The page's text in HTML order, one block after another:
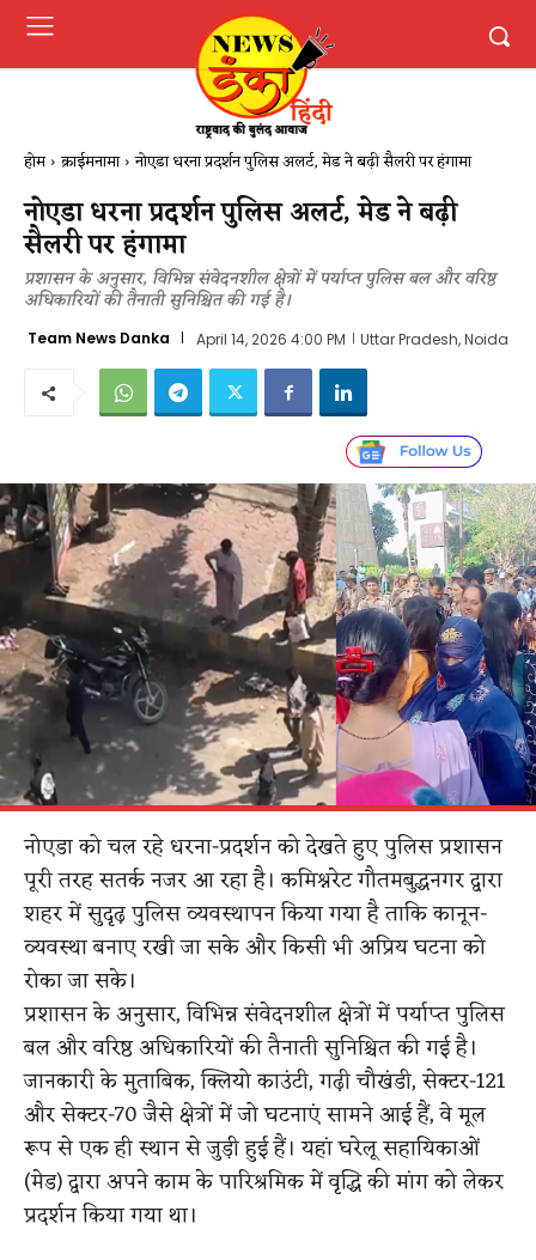
होम क्राईमनामा नोएडा धरना प्रदर्शन पुलिस अलर्ट, मेड ने बढ़ी सैलरी पर हंगामा
नोएडा धरना प्रदर्शन पुलिस अलर्ट, मेड ने बढ़ी
सैलरी पर हंगामा
प्रशासन के अनुसार, विभिन्न संवेदनशील क्षेत्रों में पर्याप्त पुलिस बल और वरिष्ठ
अधिकारियों की तैनाती सुनिश्चित की गई है।
Team News Danka April 14, 2026 4:00 PM Uttar Pradesh, Noida
नोएडा को चल रहे धरना-प्रदर्शन को देखते हुए पुलिस प्रशासन
पूरी तरह सतर्क नजर आ रहा है। कमिश्नरेट गौतमबुद्धनगर द्वारा
शहर में सुदृढ़ पुलिस व्यवस्थापन किया गया है ताकि कानून-
व्यवस्था बनाए रखी जा सके और किसी भी अप्रिय घटना को
रोका जा सके।
प्रशासन के अनुसार, विभिन्न संवेदनशील क्षेत्रों में पर्याप्त पुलिस
बल और वरिष्ठ अधिकारियों की तैनाती सुनिश्चित की गई है।
जानकारी के मुताबिक, क्लियो काउंटी, गढ़ी चौखंडी, सेक्टर-121
और सेक्टर-70 जैसे क्षेत्रों में जो घटनाएं सामने आई हैं, वे मूल
रूप से एक ही स्थान से जुड़ी हुई हैं। यहां घरेलू सहायिकाओं
(मेड) द्वारा अपने काम के पारिश्रमिक में वृद्धि की मांग को लेकर
प्रदर्शन किया गया था।